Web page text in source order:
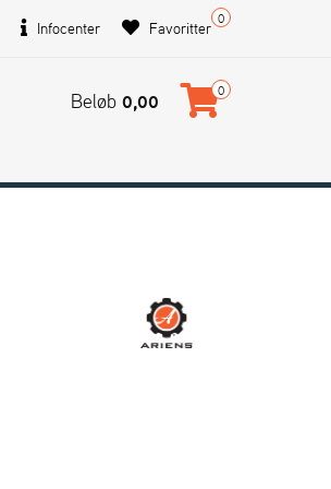
Infocenter 0
Favoritter
Beløb 0,00 0